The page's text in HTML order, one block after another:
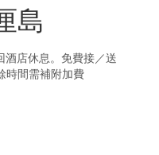
島
酒店休息。免費接／送
時間需補附加費